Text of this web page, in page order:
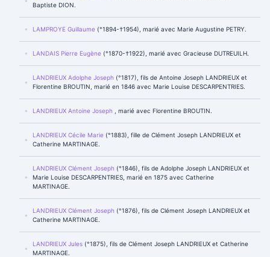
Baptiste DION.
LAMPROYE Guillaume (°1894-†1954), marié avec Marie Augustine PETRY.
LANDAIS Pierre Eugène (°1870-†1922), marié avec Gracieuse DUTREUILH.
LANDRIEUX Adolphe Joseph (°1817), fils de Antoine Joseph LANDRIEUX et
Florentine BROUTIN, marié en 1846 avec Marie Louise DESCARPENTRIES.
LANDRIEUX Antoine Joseph , marié avec Florentine BROUTIN.
LANDRIEUX Cécile Marie (°1883), fille de Clément Joseph LANDRIEUX et
Catherine MARTINAGE.
LANDRIEUX Clément Joseph (°1846), fils de Adolphe Joseph LANDRIEUX et
Marie Louise DESCARPENTRIES, marié en 1875 avec Catherine
MARTINAGE.
LANDRIEUX Clément Joseph (°1876), fils de Clément Joseph LANDRIEUX et
Catherine MARTINAGE.
LANDRIEUX Jules (°1875), fils de Clément Joseph LANDRIEUX et Catherine
MARTINAGE.